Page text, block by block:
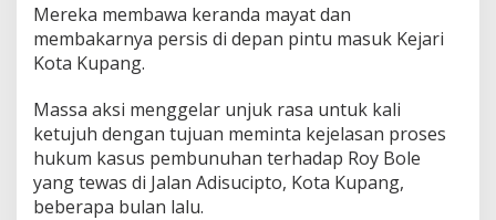
Mereka membawa keranda mayat dan
membakarnya persis di depan pintu masuk Kejari
Kota Kupang.
Massa aksi menggelar unjuk rasa untuk kali
ketujuh dengan tujuan meminta kejelasan proses
hukum kasus pembunuhan terhadap Roy Bole
yang tewas di Jalan Adisucipto, Kota Kupang,
beberapa bulan lalu.